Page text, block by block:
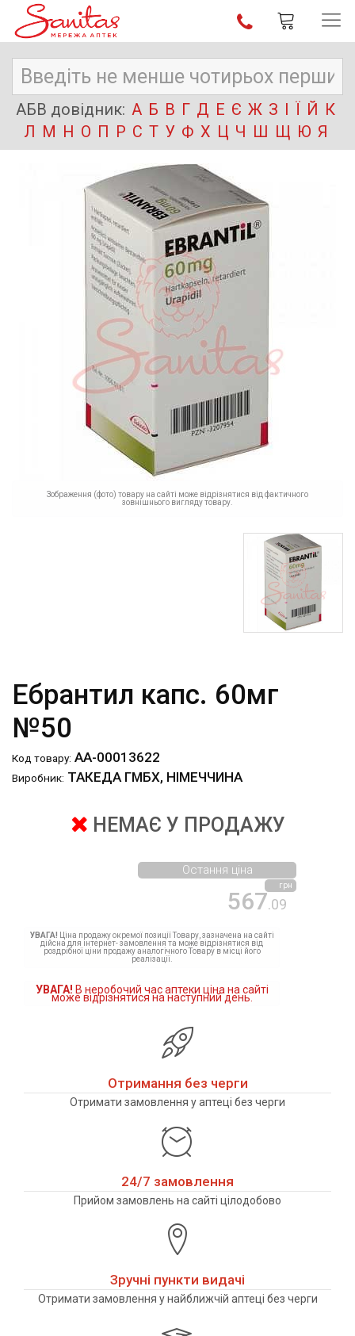
АБВ довідник: А Б В Г Д Е Є Ж З І Ї Й К
Л М Н О П Р С Т У Ф Х Ц Ч Ш Щ Ю Я
Зображення (фото) товару на сайті може відрізнятися від фактичного
зовнішнього вигляду товару.
Ебрантил капс. 60мг
№50
Код товару: АА-00013622
Виробник: ТАКЕДА ГМБХ, НІМЕЧЧИНА
НЕМАЄ У ПРОДАЖУ
567.09
грн
Остання ціна
УВАГА! Ціна продажу окремої позиції Товару, зазначена на сайті
дійсна для інтернет- замовлення та може відрізнятися від
роздрібної ціни продажу аналогічного Товару в місці його
реалізації.
УВАГА! В неробочий час аптеки ціна на сайті
може відрізнятися на наступний день.
Отримання без черги
Отримати замовлення у аптеці без черги
24/7 замовлення
Прийом замовлень на сайті цілодобово
Зручні пункти видачі
Отримати замовлення у найближчій аптеці без черги